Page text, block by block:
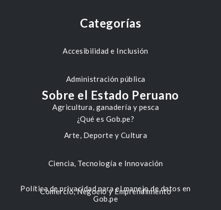
Categorías
Accesibilidad e Inclusión
Administración pública
Agricultura, ganadería y pesca
Arte, Deporte y Cultura
Ciencia, Tecnología e Innovación
Comercio, Negocio y Emprendimiento
Sobre el Estado Peruano
¿Qué es Gob.pe?
Política de privacidad para el manejo de datos en
Gob.pe